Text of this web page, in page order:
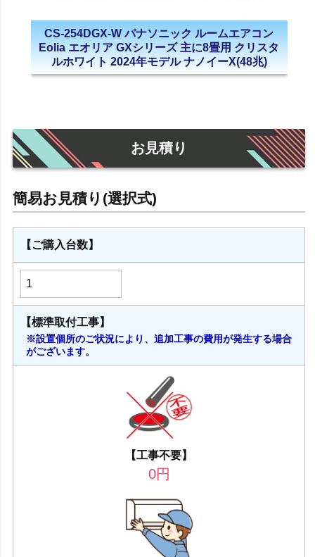
CS-254DGX-W パナソニック ルームエアコン
Eolia エオリア GXシリーズ 主に8畳用 クリスタ
ルホワイト 2024年モデル ナノイーX(48兆)
お見積り
【ご購入台数】
【標準取付工事】
※設置個所のご状況により、追加工事の費用が発生する場合
がございます。
【工事不要】
0円